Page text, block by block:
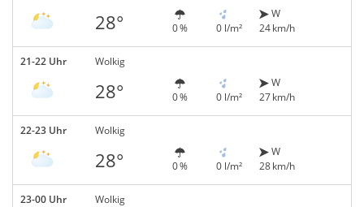
28° 0 % 0 l/m²
W
24 km/h
21-22 Uhr Wolkig
28° 0 % 0 l/m²
W
27 km/h
22-23 Uhr Wolkig
28° 0 % 0 l/m²
W
28 km/h
23-00 Uhr Wolkig